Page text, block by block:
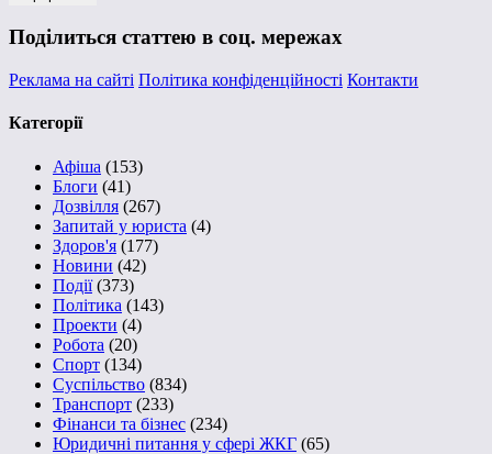
Поділиться статтею в соц. мережах
Реклама на сайті Політика конфіденційності Контакти
Категорії
Афіша (153)
Блоги (41)
Дозвілля (267)
Запитай у юриста (4)
Здоров'я (177)
Новини (42)
Події(373)
Політика (143)
Проекти (4)
Робота (20)
Спорт (134)
Суспільство (834)
Транспорт (233)
Фінанси та бізнес (234)
Юридичні питання у сфері ЖКГ (65)